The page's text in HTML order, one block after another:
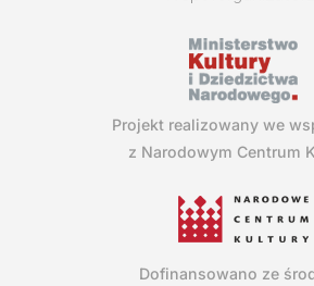
Projekt realizowany we
z Narodowym Centrum
Dofinansowano ze